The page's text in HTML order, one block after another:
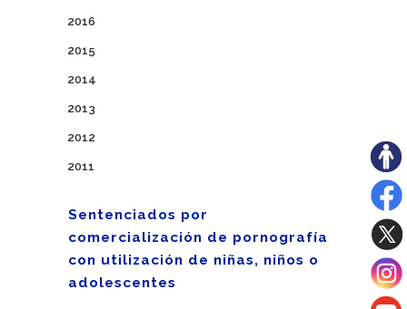
2016
2015
2014
2013
2012
2011
Sentenciados por
comercialización de pornografía
con utilización de niñas, niños o
adolescentes